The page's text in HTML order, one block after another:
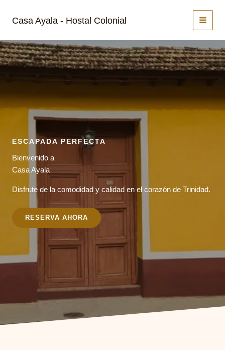
Casa Ayala - Hostal Colonial
ESCAPADA PERFECTA
Bienvenido a
Casa Ayala
Disfrute de la comodidad y calidad en el corazón de Trinidad.
RESERVA AHORA